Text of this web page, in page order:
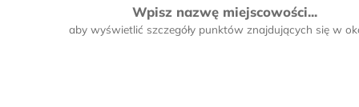
Wpisz nazwę miejscowości...
aby wyświetlić szczegóły punktów znajdujących się w